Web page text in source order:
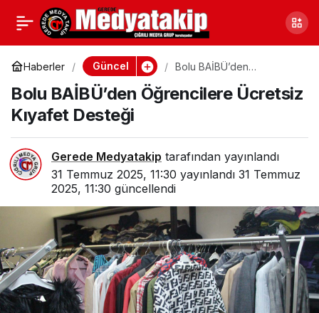
Haberler Güncel
Bolu BAİBÜ’den
Kıyafet Desteği
Bolu BAİBÜ’den Öğrencilere Ücretsiz
Kıyafet Desteği
Gerede Medyatakip tarafından yayınlandı
31 Temmuz 2025, 11:30 yayınlandı 31 Temmuz
2025, 11:30 güncellendi
Bolu’da Roman
Vatandaşlar Müzede
Çiftetelliyle Coştu
Paylaş